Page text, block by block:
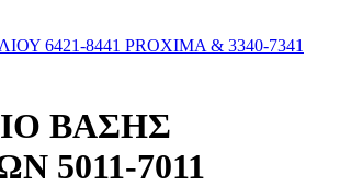
6421-8441 PROXIMA & 3340-7341
ΒΑΣΗΣ
5011-7011